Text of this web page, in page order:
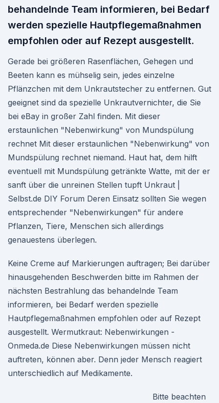
behandelnde Team informieren, bei Bedarf
werden spezielle Hautpflegemaßnahmen
empfohlen oder auf Rezept ausgestellt.
Gerade bei größeren Rasenflächen, Gehegen und
Beeten kann es mühselig sein, jedes einzelne
Pflänzchen mit dem Unkrautstecher zu entfernen. Gut
geeignet sind da spezielle Unkrautvernichter, die Sie
bei eBay in großer Zahl finden. Mit dieser
erstaunlichen "Nebenwirkung" von Mundspülung
rechnet Mit dieser erstaunlichen "Nebenwirkung" von
Mundspülung rechnet niemand. Haut hat, dem hilft
eventuell mit Mundspülung getränkte Watte, mit der er
sanft über die unreinen Stellen tupft Unkraut |
Selbst.de DIY Forum Deren Einsatz sollten Sie wegen
entsprechender "Nebenwirkungen" für andere
Pflanzen, Tiere, Menschen sich allerdings
genauestens überlegen.
Keine Creme auf Markierungen auftragen; Bei darüber
hinausgehenden Beschwerden bitte im Rahmen der
nächsten Bestrahlung das behandelnde Team
informieren, bei Bedarf werden spezielle
Hautpflegemaßnahmen empfohlen oder auf Rezept
ausgestellt. Wermutkraut: Nebenwirkungen -
Onmeda.de Diese Nebenwirkungen müssen nicht
auftreten, können aber. Denn jeder Mensch reagiert
unterschiedlich auf Medikamente.
Bitte beachten